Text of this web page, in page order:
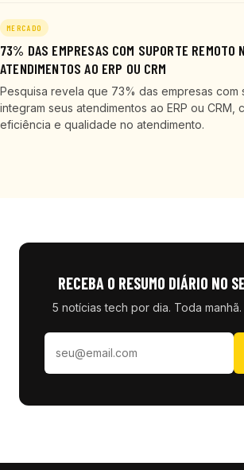
MERCADO
73% DAS EMPRESAS COM SUPORTE REMOTO
ATENDIMENTOS AO ERP OU CRM
Pesquisa revela que 73% das empresas com
integram seus atendimentos ao ERP ou CRM,
eficiência e qualidade no atendimento.
RECEBA O RESUMO DIÁRIO NO
5 notícias tech por dia. Toda